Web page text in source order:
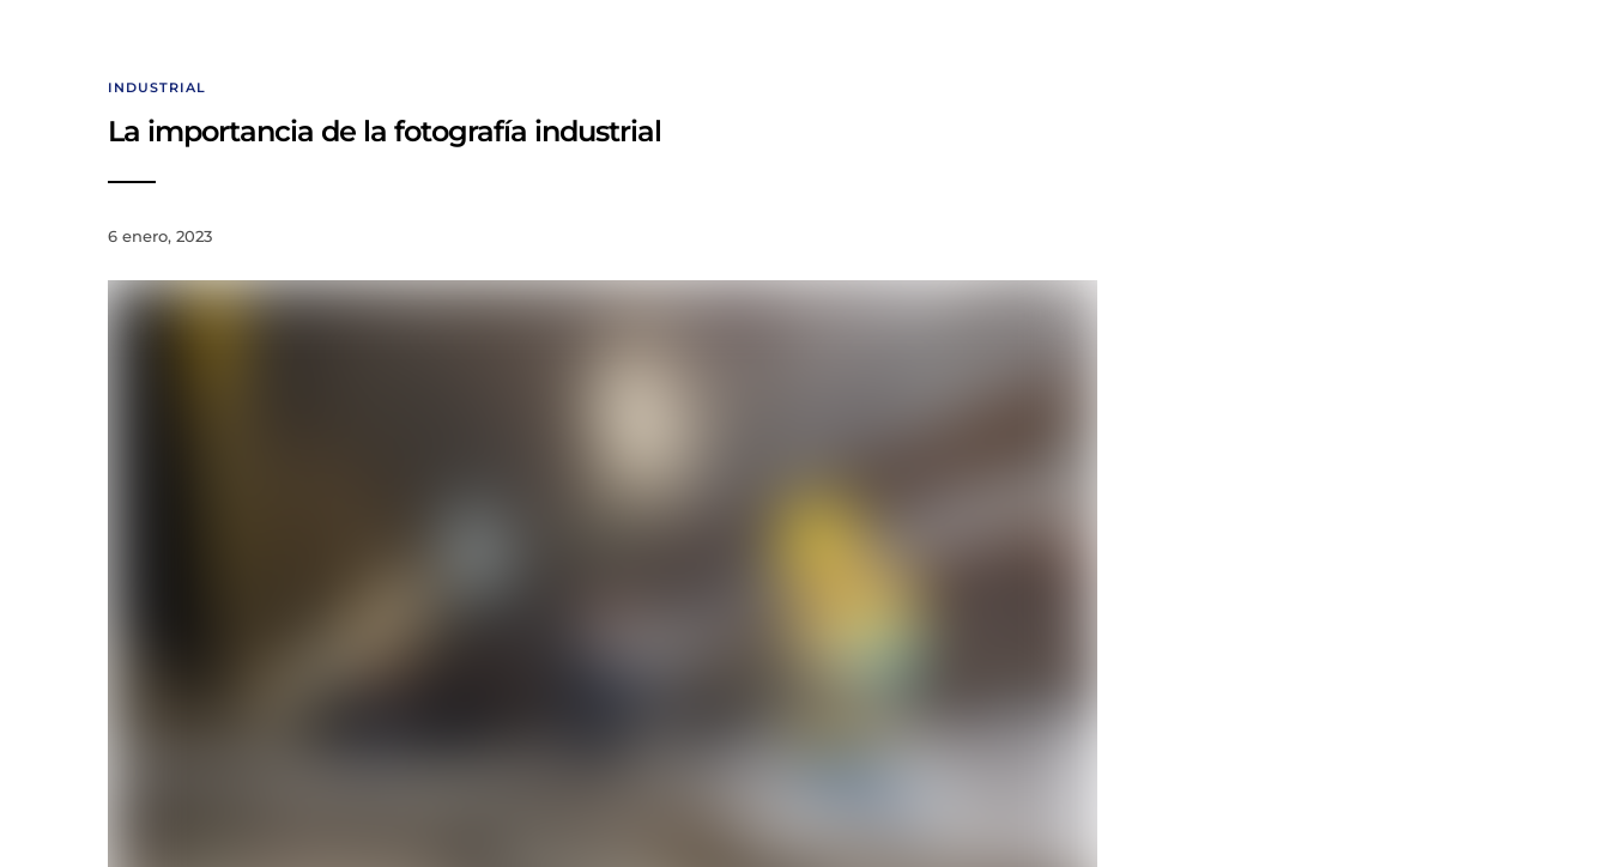
INDUSTRIAL
La importancia de la fotografía industrial
6 enero, 2023